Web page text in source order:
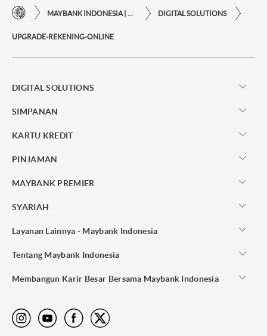
DIGITAL SOLUTIONS
UPGRADE-REKENING-ONLINE
DIGITAL SOLUTIONS
SIMPANAN
KARTU KREDIT
PINJAMAN
MAYBANK PREMIER
SYARIAH
Layanan Lainnya - Maybank Indonesia
Tentang Maybank Indonesia
Membangun Karir Besar Bersama Maybank Indonesia